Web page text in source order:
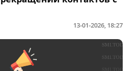
13-01-2026, 18:27